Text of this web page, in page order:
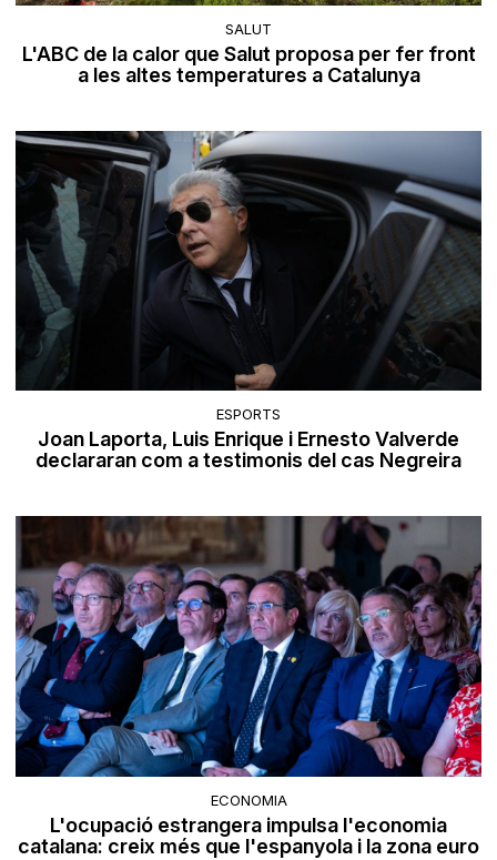
SALUT
L'ABC de la calor que Salut proposa per fer front
a les altes temperatures a Catalunya
ESPORTS
Joan Laporta, Luis Enrique i Ernesto Valverde
declararan com a testimonis del cas Negreira
ECONOMIA
L'ocupació estrangera impulsa l'economia
catalana: creix més que l'espanyola i la zona euro